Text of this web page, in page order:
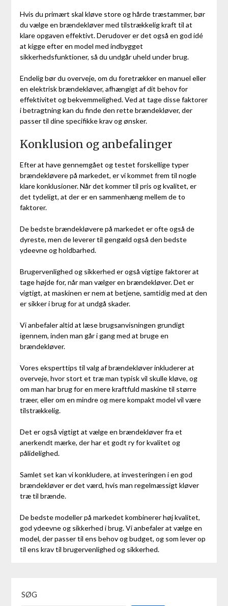
Hvis du primært skal kløve store og hårde træstammer, bør
du vælge en brændekløver med tilstrækkelig kraft til at
klare opgaven effektivt. Derudover er det også en god idé
at kigge efter en model med indbygget
sikkerhedsfunktioner, så du undgår uheld under brug.
Endelig bør du overveje, om du foretrækker en manuel eller
en elektrisk brændekløver, afhængigt af dit behov for
effektivitet og bekvemmelighed. Ved at tage disse faktorer
i betragtning kan du finde den rette brændekløver, der
passer til dine specifikke krav og ønsker.
Konklusion og anbefalinger
Efter at have gennemgået og testet forskellige typer
brændekløvere på markedet, er vi kommet frem til nogle
klare konklusioner. Når det kommer til pris og kvalitet, er
det tydeligt, at der er en sammenhæng mellem de to
faktorer.
De bedste brændekløvere på markedet er ofte også de
dyreste, men de leverer til gengæld også den bedste
ydeevne og holdbarhed.
Brugervenlighed og sikkerhed er også vigtige faktorer at
tage højde for, når man vælger en brændekløver. Det er
vigtigt, at maskinen er nem at betjene, samtidig med at den
er sikker i brug for at undgå skader.
Vi anbefaler altid at læse brugsanvisningen grundigt
igennem, inden man går i gang med at bruge en
brændekløver.
Vores eksperttips til valg af brændekløver inkluderer at
overveje, hvor stort et træ man typisk vil skulle kløve, og
om man har brug for en mere kraftfuld maskine til større
træer, eller om en mindre og mere kompakt model vil være
tilstrækkelig.
Det er også vigtigt at vælge en brændekløver fra et
anerkendt mærke, der har et godt ry for kvalitet og
pålidelighed.
Samlet set kan vi konkludere, at investeringen i en god
brændekløver er det værd, hvis man regelmæssigt kløver
træ til brænde.
De bedste modeller på markedet kombinerer høj kvalitet,
god ydeevne og sikkerhed i brug. Vi anbefaler at vælge en
model, der passer til ens behov og budget, og som lever op
til ens krav til brugervenlighed og sikkerhed.
SØG